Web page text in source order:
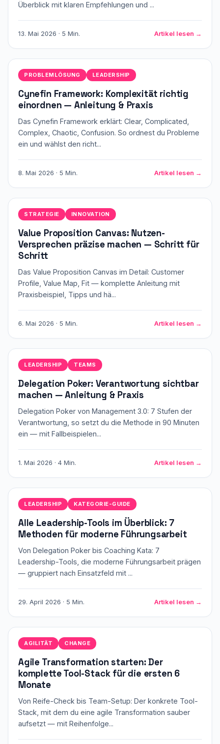
Überblick mit klaren Empfehlungen und ...
13. Mai 2026 · 5 Min. Artikel lesen →
PROBLEMLÖSUNG LEADERSHIP
Cynefin Framework: Komplexität richtig
einordnen — Anleitung & Praxis
Das Cynefin Framework erklärt: Clear, Complicated,
Complex, Chaotic, Confusion. So ordnest du Probleme
ein und wählst den richt...
8. Mai 2026 · 5 Min. Artikel lesen →
STRATEGIE INNOVATION
Value Proposition Canvas: Nutzen-
Versprechen präzise machen — Schritt für
Schritt
Das Value Proposition Canvas im Detail: Customer
Profile, Value Map, Fit — komplette Anleitung mit
Praxisbeispiel, Tipps und hä...
6. Mai 2026 · 5 Min. Artikel lesen →
LEADERSHIP TEAMS
Delegation Poker: Verantwortung sichtbar
machen — Anleitung & Praxis
Delegation Poker von Management 3.0: 7 Stufen der
Verantwortung, so setzt du die Methode in 90 Minuten
ein — mit Fallbeispielen...
1. Mai 2026 · 4 Min. Artikel lesen →
LEADERSHIP KATEGORIE-GUIDE
Alle Leadership-Tools im Überblick: 7
Methoden für moderne Führungsarbeit
Von Delegation Poker bis Coaching Kata: 7
Leadership-Tools, die moderne Führungsarbeit prägen
— gruppiert nach Einsatzfeld mit ...
29. April 2026 · 5 Min. Artikel lesen →
AGILITÄT CHANGE
Agile Transformation starten: Der
komplette Tool-Stack für die ersten 6
Monate
Von Reife-Check bis Team-Setup: Der konkrete Tool-
Stack, mit dem du eine agile Transformation sauber
aufsetzt — mit Reihenfolge...